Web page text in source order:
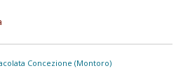
Concezione (Montoro)